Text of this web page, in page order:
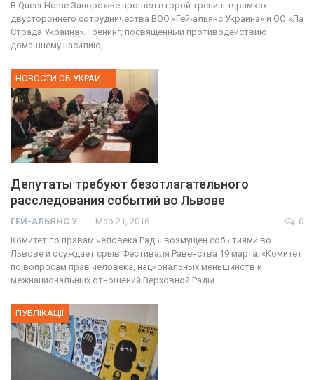
В Queer Home Запорожье прошел второй тренинг в рамках
двустороннего сотрудничества ВОО «Гей-альянс Украина» и ОО «Ла
Страда Украина». Тренинг, посвященный противодействию
домашнему насилию,…
Депутаты требуют безотлагательного
расследования событий во Львове
ГЕЙ-АЛЬЯНС УКРАИНА Мар 21, 2016
0
Комитет по правам человека Рады возмущен событиями во
Львове и осуждает срыв Фестиваля Равенства 19 марта. «Комитет
по вопросам прав человека, национальных меньшинств и
межнациональных отношений Верховной Рады…
ПУБЛІКАЦІЇ